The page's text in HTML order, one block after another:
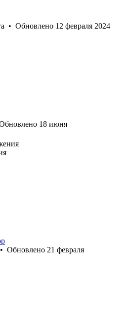
• Обновлено 12 февраля 2024
18 июня
• Обновлено 21 февраля